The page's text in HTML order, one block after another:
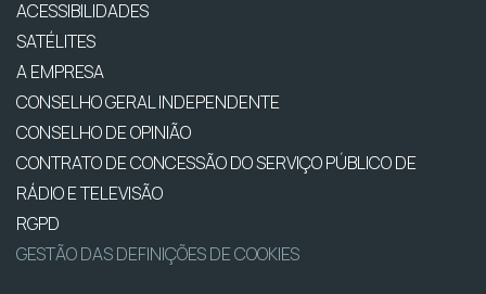
ACESSIBILIDADES
SATÉLITES
A EMPRESA
CONSELHO GERAL INDEPENDENTE
CONSELHO DE OPINIÃO
CONTRATO DE CONCESSÃO DO SERVIÇO PÚBLICO DE
RÁDIO E TELEVISÃO
RGPD
GESTÃO DAS DEFINIÇÕES DE COOKIES